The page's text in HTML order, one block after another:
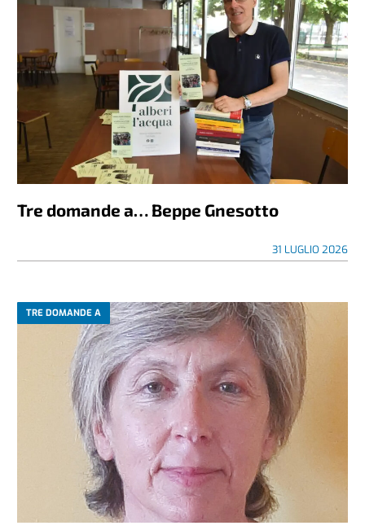
Tre domande a… Beppe Gnesotto
31 LUGLIO 2026
TRE DOMANDE A